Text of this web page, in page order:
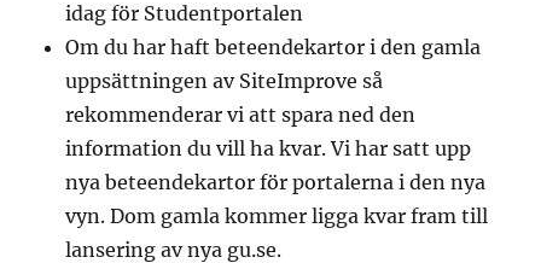
idag för Studentportalen
Om du har haft beteendekartor i den gamla
uppsättningen av SiteImprove så
rekommenderar vi att spara ned den
information du vill ha kvar. Vi har satt upp
nya beteendekartor för portalerna i den nya
vyn. Dom gamla kommer ligga kvar fram till
lansering av nya gu.se.